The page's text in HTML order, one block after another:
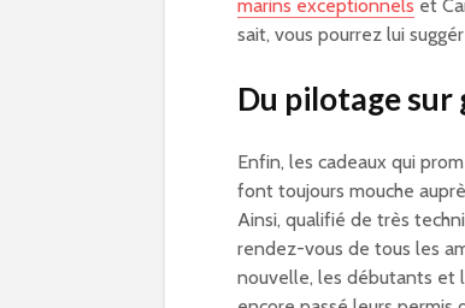
marins exceptionnels et
sait, vous pourrez lui
Du pilotage sur
Enfin, les cadeaux qui
font toujours mouche
Ainsi, qualifié de très
rendez-vous de tous les
nouvelle, les débutants et